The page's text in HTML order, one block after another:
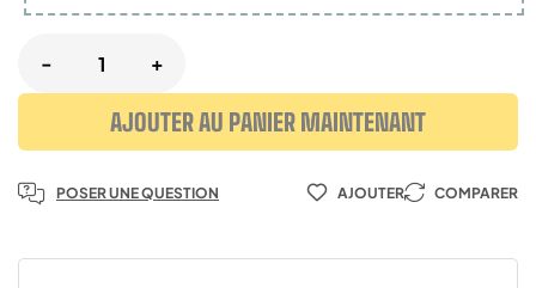
- +
AJOUTER AU PANIER MAINTENANT
POSER UNE QUESTION AJOUTER COMPARER